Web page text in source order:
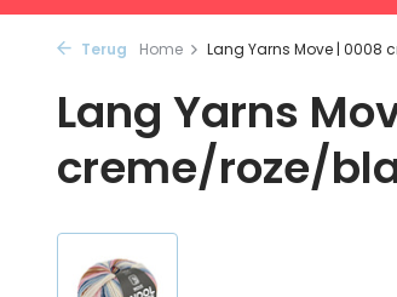
Terug Home Lang Yarns Move | 0008
Lang Yarns
creme/roze/